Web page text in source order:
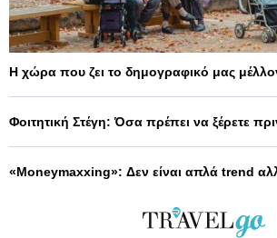
Η χώρα που ζει το δημογραφικό μας
Φοιτητική Στέγη: Όσα πρέπει να ξέρετε
«Moneymaxxing»: Δεν είναι απλά trend